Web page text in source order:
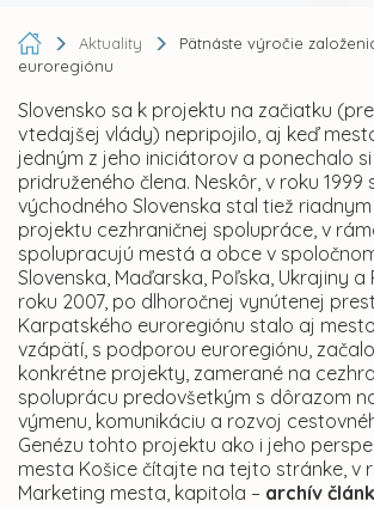
Aktuality
Pätnáste výročie
euroregiónu
Slovensko sa k projektu na začiatku
vtedajšej vlády) nepripojilo, aj keď
jedným z jeho iniciátorov a ponechalo
pridruženého člena. Neskôr, v roku 1999
východného Slovenska stal tiež
projektu cezhraničnej spolupráce, v
spolupracujú mestá a obce v
Slovenska, Maďarska, Poľska, Ukrajiny a
roku 2007, po dlhoročnej vynútenej
Karpatského euroregiónu stalo aj
vzápätí, s podporou euroregiónu,
konkrétne projekty, zamerané na
spoluprácu predovšetkým s dôrazom
výmenu, komunikáciu a rozvoj
Genézu tohto projektu ako i jeho
mesta Košice čítajte na tejto stránke, v
Marketing mesta, kapitola – archív